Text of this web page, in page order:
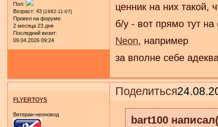
Пол:
Возраст: 43 [1982-11-07]
Провел на форуме:
2 месяца 23 дня
Последний визит:
09.04.2026 09:24
ценник на них такой,
б/у - вот прямо тут
Neon, например
за вполне себе
Поделиться
FLYERTOYS
Ветеран-неоновод bart100